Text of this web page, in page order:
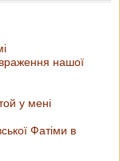
нашої
у мені
Фатіми в